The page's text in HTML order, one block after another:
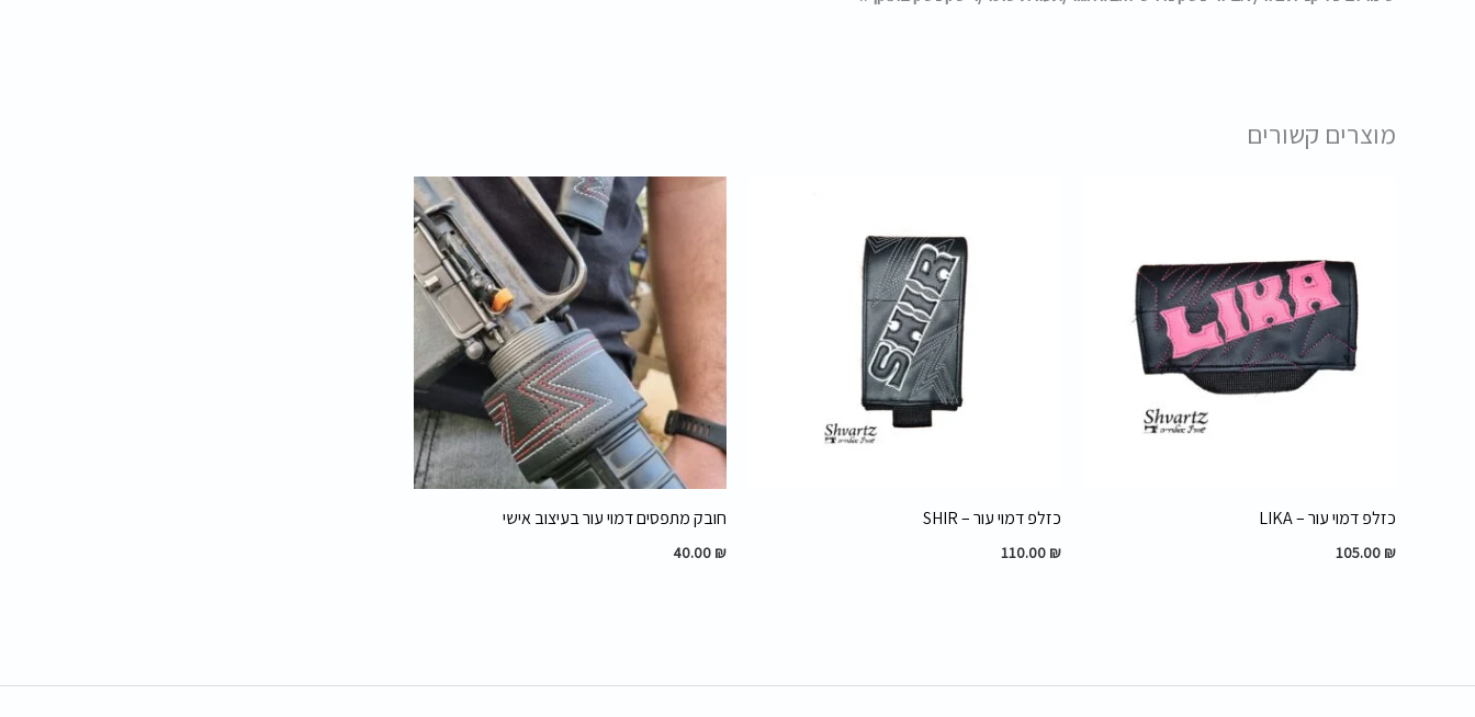
מוצרים קשורים
כזלפ דמוי עור – LIKA
105.00 ₪
כזלפ דמוי עור – SHIR
110.00 ₪
חובק מתפסים דמוי עור בעיצוב אישי
40.00 ₪